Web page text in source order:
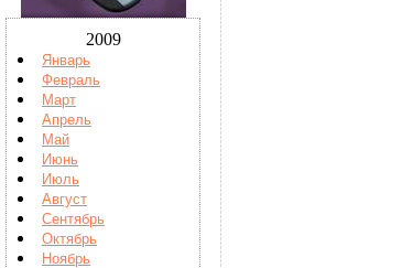
2009
Январь
Февраль
Март
Апрель
Май
Июнь
Июль
Август
Сентябрь
Октябрь
Ноябрь